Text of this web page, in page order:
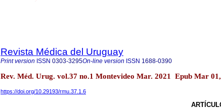
Revista Médica del Uruguay
Print version ISSN 0303-3295On-line version ISSN 1688-0390
Rev. Méd. Urug. vol.37 no.1 Montevideo Mar. 2021 Epub Mar 01,
https://doi.org/10.29193/rmu.37.1.6